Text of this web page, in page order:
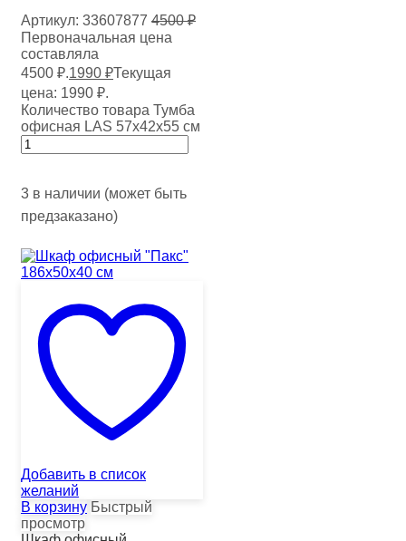
Артикул: 33607877 4500₽
Первоначальная цена
составляла
4500 ₽.1990 ₽Текущая
цена: 1990 ₽.
Количество товара Тумба
офисная LAS 57х42х55 см
3 в наличии (может быть
предзаказано)
Добавить в список
желаний
В корзину Быстрый
просмотр